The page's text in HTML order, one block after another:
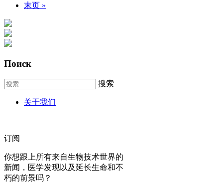
末页 »
Поиск
搜索
关于我们
订阅
你想跟上所有来自生物技术世界的
新闻，医学发现以及延长生命和不
朽的前景吗？